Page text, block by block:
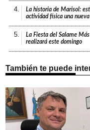
4.
La historia de Marisol:
actividad física una
5.
La Fiesta del Salame
realizará este domingo
También te puede